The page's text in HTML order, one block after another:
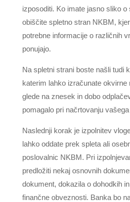
izposoditi. Ko imate jasno sliko o
obiščite spletno stran NKBM,
potrebne informacije o različnih
ponujajo.
Na spletni strani boste našli tudi
katerim lahko izračunate okvirne
glede na znesek in dobo
pomagalo pri načrtovanju
Naslednji korak je izpolnitev
lahko oddate prek spleta ali
poslovalnic NKBM. Pri
predložiti nekaj osnovnih
dokument, dokazila o dohodkih
finančne obveznosti. Banka bo